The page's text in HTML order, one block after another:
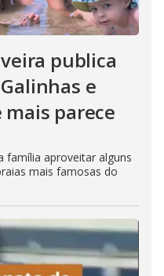
publica
e
mais parece
aproveitar alguns
mais famosas do